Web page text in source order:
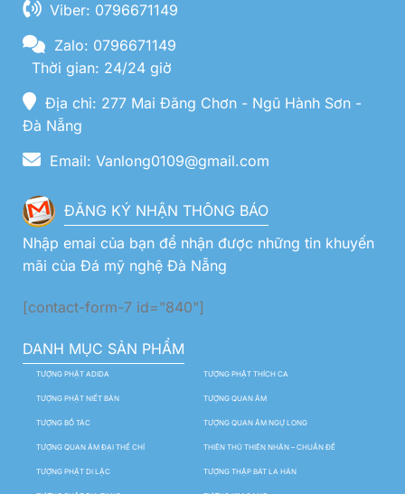
Viber: 0796671149
Zalo: 0796671149
Thời gian: 24/24 giờ
Địa chỉ: 277 Mai Đăng Chơn - Ngũ Hành Sơn -
Đà Nẵng
Email: Vanlong0109@gmail.com
ĐĂNG KÝ NHẬN THÔNG BÁO
Nhập emai của bạn để nhận được những tin khuyến
mãi của Đá mỹ nghệ Đà Nẵng
[contact-form-7 id="840"]
DANH MỤC SẢN PHẨM
TƯỢNG PHẬT ADIDA TƯỢNG PHẬT THÍCH CA
TƯỢNG PHẬT NIẾT BÀN TƯỢNG QUAN ÂM
TƯỢNG BỒ TÁC TƯỢNG QUAN ÂM NGỰ LONG
TƯỢNG QUAN ÂM ĐẠI THẾ CHÍ THIÊN THỦ THIÊN NHÃN – CHUẨN ĐỀ
TƯỢNG PHẬT DI LẶC TƯỢNG THẬP BÁT LA HÁN